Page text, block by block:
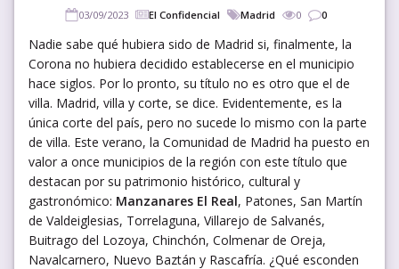
03/09/2023 El Confidencial Madrid 0 0
Nadie sabe qué hubiera sido de Madrid si, finalmente, la
Corona no hubiera decidido establecerse en el municipio
hace siglos. Por lo pronto, su título no es otro que el de
villa. Madrid, villa y corte, se dice. Evidentemente, es la
única corte del país, pero no sucede lo mismo con la parte
de villa. Este verano, la Comunidad de Madrid ha puesto en
valor a once municipios de la región con este título que
destacan por su patrimonio histórico, cultural y
gastronómico: Manzanares El Real, Patones, San Martín
de Valdeiglesias, Torrelaguna, Villarejo de Salvanés,
Buitrago del Lozoya, Chinchón, Colmenar de Oreja,
Navalcarnero, Nuevo Baztán y Rascafría. ¿Qué esconden